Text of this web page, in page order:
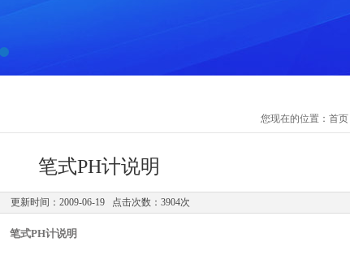
您现在的位置： 首页
笔式PH计说明
更新时间：2009-06-19 点击次数：3904次
笔式PH计说明